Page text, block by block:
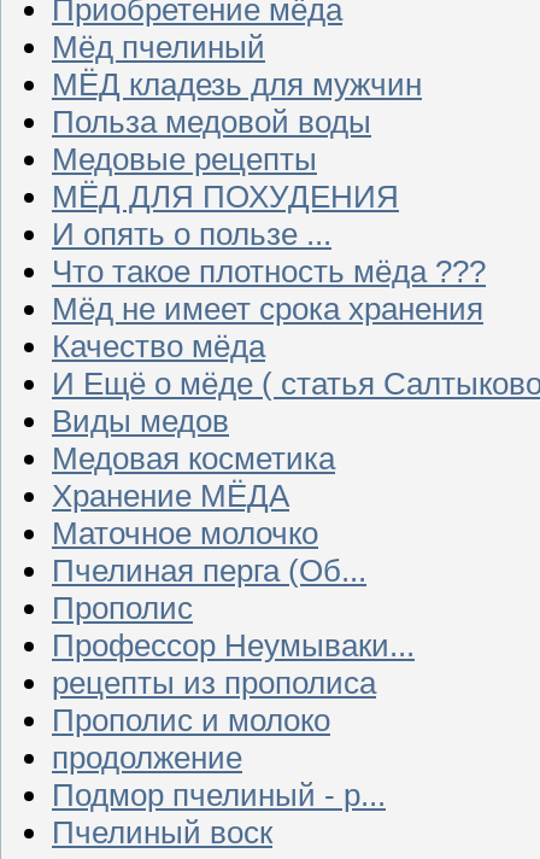
Приобретение мёда
Мёд пчелиный
МЁД кладезь для мужчин
Польза медовой воды
Медовые рецепты
МЁД ДЛЯ ПОХУДЕНИЯ
И опять о пользе ...
Что такое плотность мёда ???
Мёд не имеет срока хранения
Качество мёда
И Ещё о мёде ( статья
Виды медов
Медовая косметика
Хранение МЁДА
Маточное молочко
Пчелиная перга (Об...
Прополис
Профессор Неумываки...
рецепты из прополиса
Прополис и молоко
продолжение
Подмор пчелиный - р...
Пчелиный воск